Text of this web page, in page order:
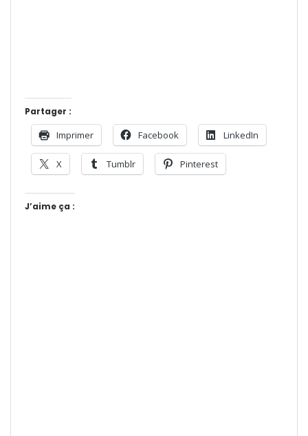
Partager :
Imprimer Facebook LinkedIn
X Tumblr Pinterest
J’aime ça :